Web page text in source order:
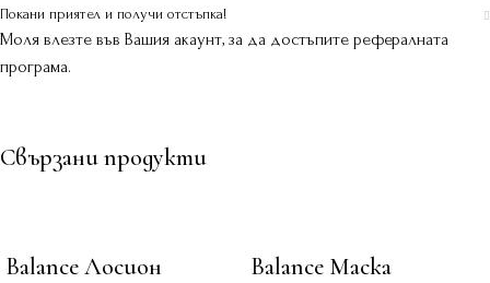
Покани приятел и получи отстъпка!
Моля влезте във Вашия акаунт, за да достъпите рефералната
програма.
Свързани продукти
Balance Лосион Balance Маска